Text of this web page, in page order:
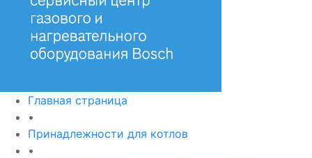
Главная страница
•
Принадлежности для котлов
•